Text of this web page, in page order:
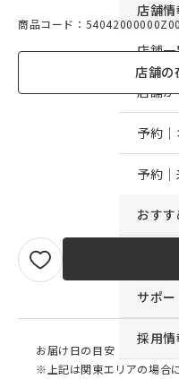
店舗情
店舗
店舗
予約
予約
おす
サー
サポー
採用情
商品コード：
店舗の
お届け日の目安
※上記は関東エリアの場合